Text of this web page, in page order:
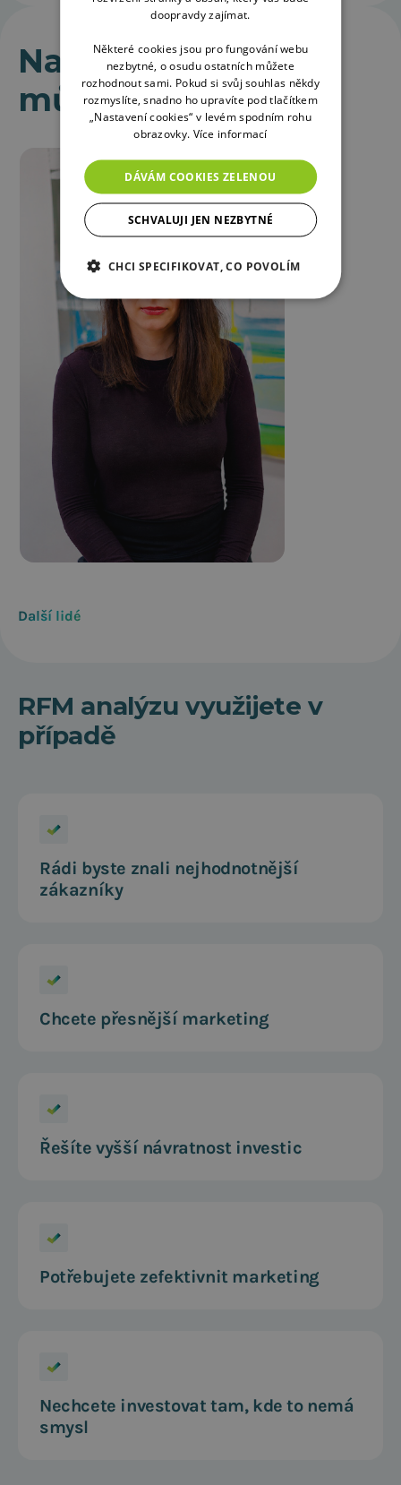
Na projektu se
můžete potkat
Bulínová
Další lidé
RFM analýzu využijete v
případě
Rádi byste znali nejhodnotnější
zákazníky
Chcete přesnější marketing
Řešíte vyšší návratnost investic
Potřebujete zefektivnit marketing
Nechcete investovat tam, kde to nemá
smysl
doopravdy zajímat.
Některé cookies jsou pro fungování webu
nezbytné, o osudu ostatních můžete
rozhodnout sami. Pokud si svůj souhlas někdy
rozmyslíte, snadno ho upravíte pod tlačítkem
„Nastavení cookies“ v levém spodním rohu
obrazovky. Více informací
DÁVÁM COOKIES ZELENOU
SCHVALUJI JEN NEZBYTNÉ
CHCI SPECIFIKOVAT, CO POVOLÍM